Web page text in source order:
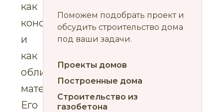
как
конструкционный,
и
как
облицовочный
материал.
Его
Поможем подобрать проект и
обсудить строительство дома
под ваши задачи.
Проекты домов
Построенные дома
Строительство из
газобетона